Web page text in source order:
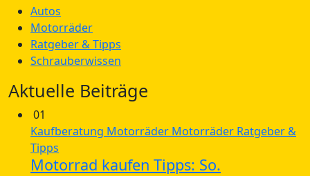
Autos
Motorräder
Ratgeber & Tipps
Schrauberwissen
Aktuelle Beiträge
01
Kaufberatung Motorräder Motorräder Ratgeber &
Tipps
Motorrad kaufen Tipps: So.